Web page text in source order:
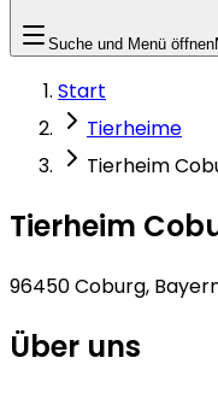
Suche und Menü öffnen
Start
Tierheime
Tierheim
Tierheim
96450 Coburg,
Über uns